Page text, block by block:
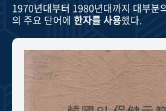
기록물 아카이브
사진 아카이브 문서 기록물 행정박
주년 기념
1970년대부터 1980년대까지 대부분
의 주요 단어에 한자를 사용했다.